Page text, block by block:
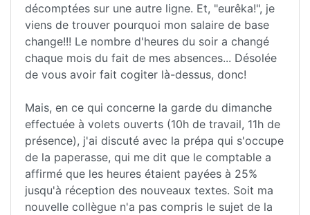
décomptées sur une autre ligne. Et, "eurêka!", je
viens de trouver pourquoi mon salaire de base
change!!! Le nombre d'heures du soir a changé
chaque mois du fait de mes absences... Désolée
de vous avoir fait cogiter là-dessus, donc!
Mais, en ce qui concerne la garde du dimanche
effectuée à volets ouverts (10h de travail, 11h de
présence), j'ai discuté avec la prépa qui s'occupe
de la paperasse, qui me dit que le comptable a
affirmé que les heures étaient payées à 25%
jusqu'à réception des nouveaux textes. Soit ma
nouvelle collègue n'a pas compris le sujet de la